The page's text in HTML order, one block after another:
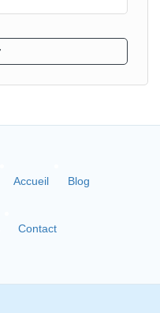
Accueil Blog
Contact